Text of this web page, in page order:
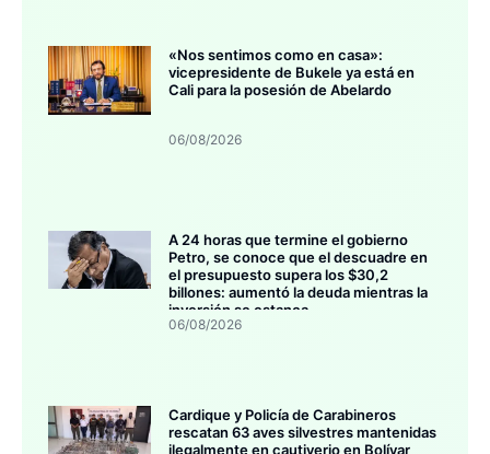
«Nos sentimos como en casa»:
vicepresidente de Bukele ya está en
Cali para la posesión de Abelardo
06/08/2026
A 24 horas que termine el gobierno
Petro, se conoce que el descuadre en
el presupuesto supera los $30,2
billones: aumentó la deuda mientras la
inversión se estanca
06/08/2026
Cardique y Policía de Carabineros
rescatan 63 aves silvestres mantenidas
ilegalmente en cautiverio en Bolívar